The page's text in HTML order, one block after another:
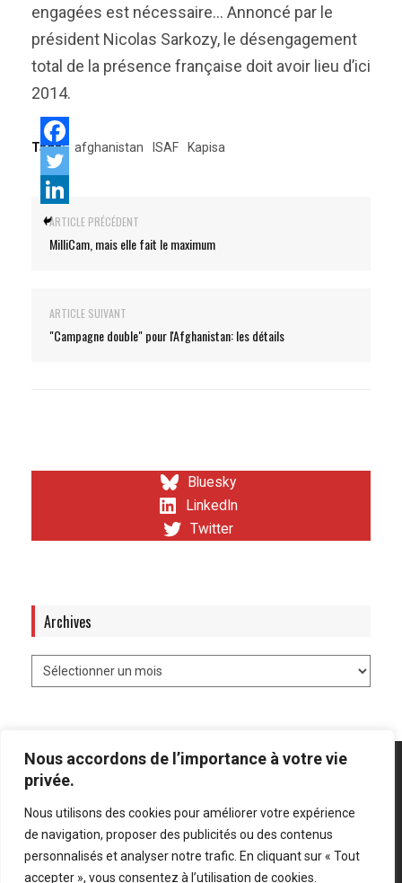
Nous accordons de l’importance à votre vie
privée.
Nous utilisons des cookies pour améliorer votre expérience
de navigation, proposer des publicités ou des contenus
personnalisés et analyser notre trafic. En cliquant sur « Tout
accepter », vous consentez à l’utilisation de cookies.
engagées est nécessaire… Annoncé par le
président Nicolas Sarkozy, le désengagement
total de la présence française doit avoir lieu d’ici
2014.
Tags: afghanistan ISAF Kapisa
ARTICLE PRÉCÉDENT
MilliCam, mais elle fait le maximum
ARTICLE SUIVANT
"Campagne double" pour l'Afghanistan: les détails
Bluesky
LinkedIn
Twitter
Archives
Mentions légales Politique de confidentialité
Bluesky
LinkedIn
Twitter